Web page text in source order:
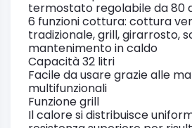
termostato regolabile da 80
6 funzioni cottura: cottura
tradizionale, grill, girarrosto,
mantenimento in caldo
Capacità 32 litri
Facile da usare grazie alle
multifunzionali
Funzione grill
Il calore si distribuisce